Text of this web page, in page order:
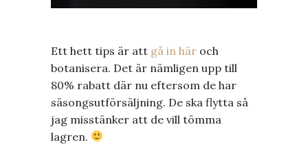
Ett hett tips är att gå in här och
botanisera. Det är nämligen upp till
80% rabatt där nu eftersom de har
säsongsutförsäljning. De ska flytta så
jag misstänker att de vill tömma
lagren.